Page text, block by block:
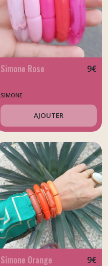
Simone Rose 9€
SIMONE
AJOUTER
Simone Orange 9€